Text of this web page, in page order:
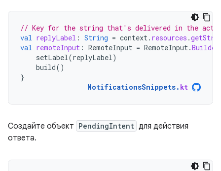
// Key for the string that's delivered in the
val replyLabel : String = context . resources .
val remoteInput : RemoteInput = RemoteInput .Builder
setLabel (replyLabel )
build()
}
NotificationsSnippets. kt
Создайте объект PendingIntent для действия
ответа.